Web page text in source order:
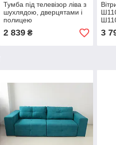
Тумба під телевізор ліва з
шухлядою, дверцятами і
полицею
Ш1280*В460*Г450 білий
2 839₴ 3